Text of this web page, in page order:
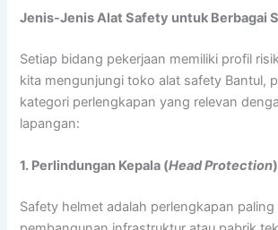
Jenis-Jenis Alat Safety untuk Berbagai
Setiap bidang pekerjaan memiliki profil
kita mengunjungi toko alat safety Bantul,
kategori perlengkapan yang relevan
lapangan:
1. Perlindungan Kepala (Head Protection)
Safety helmet adalah perlengkapan paling